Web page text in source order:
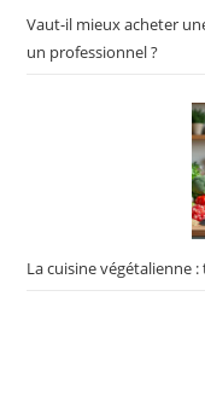
Vaut-il mieux acheter
un professionnel ?
La cuisine végétalienne